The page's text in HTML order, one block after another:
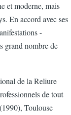
et moderne, mais
En accord avec ses
-
grand nombre de
de la Reliure
de tout
Toulouse